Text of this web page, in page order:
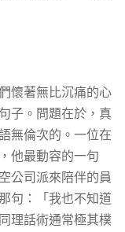
懷著無比沉痛的心
子。問題在於，真
無倫次的。一位在
他最動容的一句
公司派來陪伴的員
句：「我也不知道
理話術通常極其樸